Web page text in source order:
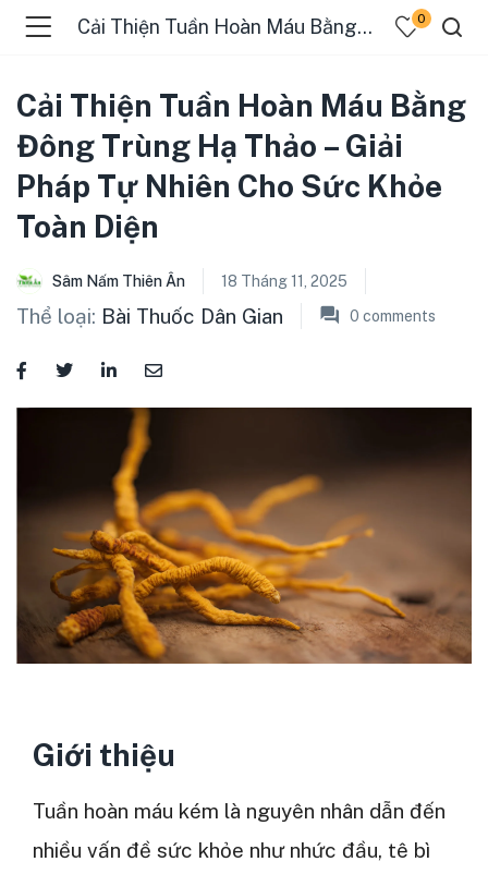
Cải Thiện Tuần Hoàn Máu Bằng Đông Trùng Hạ Thảo – Giải Pháp Tự Nhiên Cho Sức Khỏe Toàn Diện 0
Cải Thiện Tuần Hoàn Máu Bằng
Đông Trùng Hạ Thảo – Giải
Pháp Tự Nhiên Cho Sức Khỏe
Toàn Diện
Sâm Nấm Thiên Ân 18 Tháng 11, 2025
Thể loại: Bài Thuốc Dân Gian 0 comments
Giới thiệu
Tuần hoàn máu kém là nguyên nhân dẫn đến
nhiều vấn đề sức khỏe như nhức đầu, tê bì